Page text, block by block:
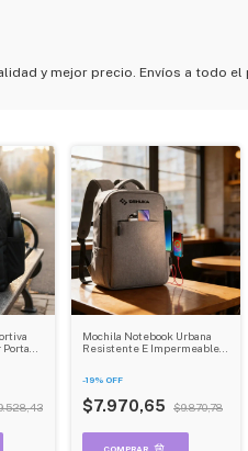
y mejor precio. Envíos a todo el
Mochila Notebook Urbana
Resistente E Impermeable
-19% OFF
$7.970,65 $9.870,78